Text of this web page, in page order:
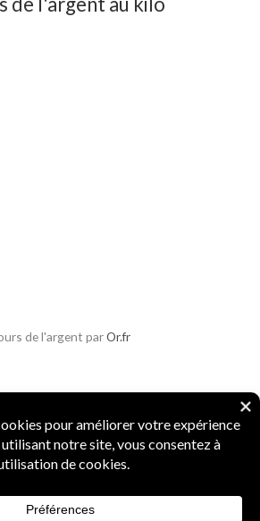
de l'argent parOr.fr
© 2026 Parlons Monnaies
CGV|CGU|Confidentialité|Sécurité
· 4 ans d'expertise · Marque INPIFR5156987 ·
· Spécialiste monnaies anciennes et métaux